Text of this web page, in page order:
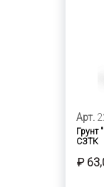
Арт.
Грунт
СЗТК
₽